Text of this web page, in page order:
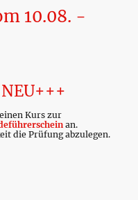
10.08. -
Kurs zur
an.
die Prüfung abzulegen.